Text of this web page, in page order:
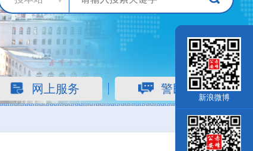
网上服务 警民互动
新浪微博